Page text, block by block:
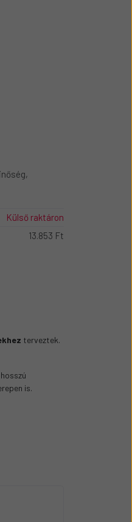
Külső raktáron
13.853 Ft
terveztek.
hosszú
is.